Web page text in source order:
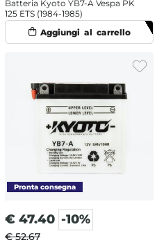
Batteria Kyoto YB7-A Vespa PK
125 ETS (1984-1985)
€ 47.40 -10%
€ 52.67